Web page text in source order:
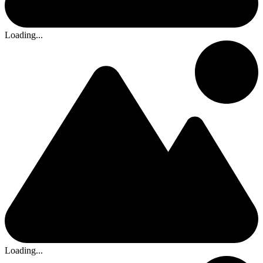
Loading...
Loading...